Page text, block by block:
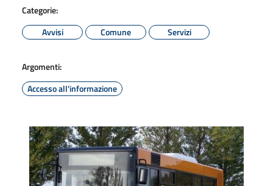
Categorie:
Avvisi
Comune Servizi
Argomenti:
Accesso all'informazione